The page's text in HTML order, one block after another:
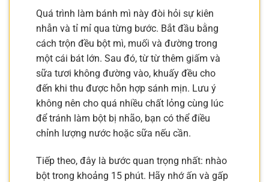
Quá trình làm bánh mì này đòi hỏi sự kiên
nhẫn và tỉ mỉ qua từng bước. Bắt đầu bằng
cách trộn đều bột mì, muối và đường trong
một cái bát lớn. Sau đó, từ từ thêm giấm và
sữa tươi không đường vào, khuấy đều cho
đến khi thu được hỗn hợp sánh mịn. Lưu ý
không nên cho quá nhiều chất lỏng cùng lúc
để tránh làm bột bị nhão, bạn có thể điều
chỉnh lượng nước hoặc sữa nếu cần.
Tiếp theo, đây là bước quan trọng nhất: nhào
bột trong khoảng 15 phút. Hãy nhớ ấn và gấp